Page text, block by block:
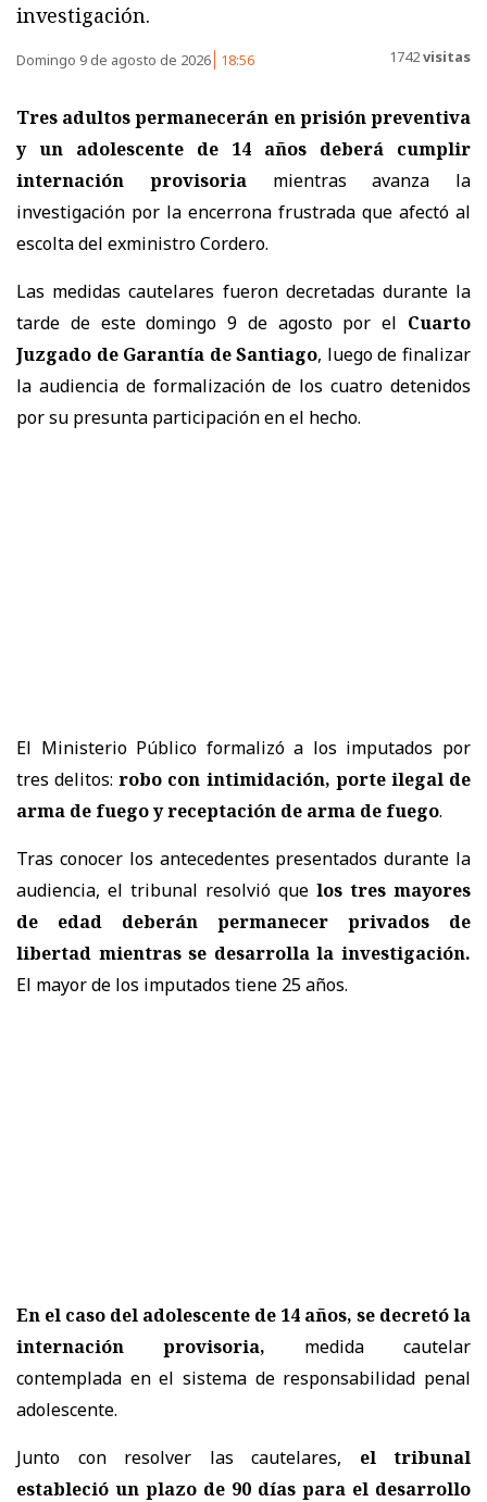
investigación.
Domingo 9 de agosto de 2026 18:56 1742visitas
Tres adultos permanecerán en prisión preventiva
y un adolescente de 14 años deberá cumplir
internación provisoriamientras avanza la
investigación por la encerrona frustrada que afectó al
escolta del exministro Cordero.
Las medidas cautelares fueron decretadas durante la
tarde de este domingo 9 de agosto por el Cuarto
Juzgado de Garantía de Santiago, luego de finalizar
la audiencia de formalización de los cuatro detenidos
por su presunta participación en el hecho.
El Ministerio Público formalizó a los imputados por
tres delitos:robo con intimidación, porte ilegal de
arma de fuego y receptación de arma de fuego.
Tras conocer los antecedentes presentados durante la
audiencia, el tribunal resolvió que los tres mayores
de edad deberán permanecer privados de
libertad mientras se desarrolla la investigación.
El mayor de los imputados tiene 25 años.
En el caso del adolescente de 14 años, se decretó la
internación provisoria, medida cautelar
contemplada en el sistema de responsabilidad penal
adolescente.
Junto con resolver las cautelares, el tribunal
estableció un plazo de 90 días para el desarrollo